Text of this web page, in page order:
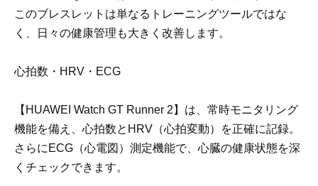
このブレスレットは単なるトレーニングツールではな
く、日々の健康管理も大きく改善します。
心拍数・HRV・ECG
【HUAWEI Watch GT Runner 2】は、常時モニタリング
機能を備え、心拍数とHRV（心拍変動）を正確に記録。
さらにECG（心電図）測定機能で、心臓の健康状態を深
くチェックできます。